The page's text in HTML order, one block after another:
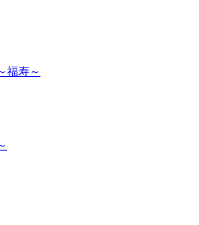
福寿～